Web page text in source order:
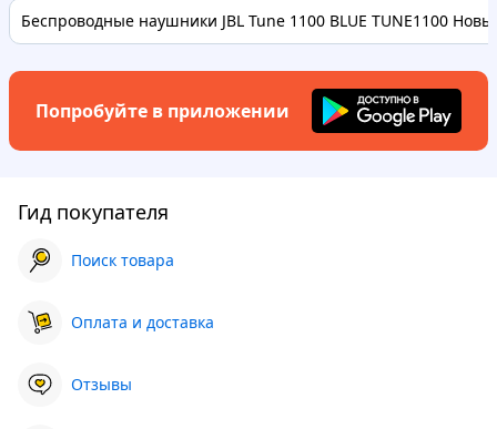
Беспроводные наушники JBL Tune 1100 BLUE TUNE1100
Попробуйте в приложении
Гид покупателя
Поиск товара
Оплата и доставка
Отзывы